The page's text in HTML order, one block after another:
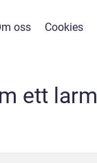
oss Cookies
ett larm